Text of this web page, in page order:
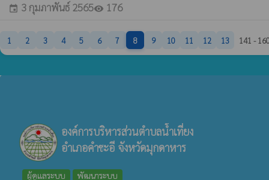
event 3 กุมภาพันธ์ 2565visibility 176
1 2 3 4 5 6 7 8 9 10 11 12 13 141 -
องค์การบริหารส่วนตำบลน้ำเที่ยง
อำเภอคำชะอี จังหวัดมุกดาหาร
ผู้ดูแลระบบ พัฒนาระบบ